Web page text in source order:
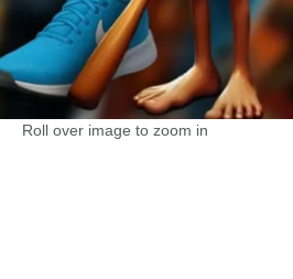
Roll over image to zoom in